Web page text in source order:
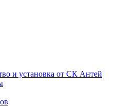
и установка от СК Антей